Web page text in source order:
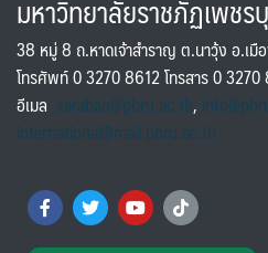
มหาวิทยาลัยราชภัฏเพชร
38 หมู่ 8 ถ.หาดเจ้าสำราญ ต.นาวุ้ง อ.เมื
โทรศัพท์ 0 3270 8612 โทรสาร 0
อีเมล saraban@pbru.ac.th,
international@mail.pbru.ac.th